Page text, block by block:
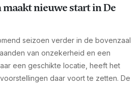
nieuwe start in De
seizoen verder in de bovenzaal
van onzekerheid en een
een geschikte locatie, heeft het
daar voort te zetten. De